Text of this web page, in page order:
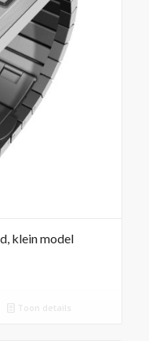
klein model
Toon details